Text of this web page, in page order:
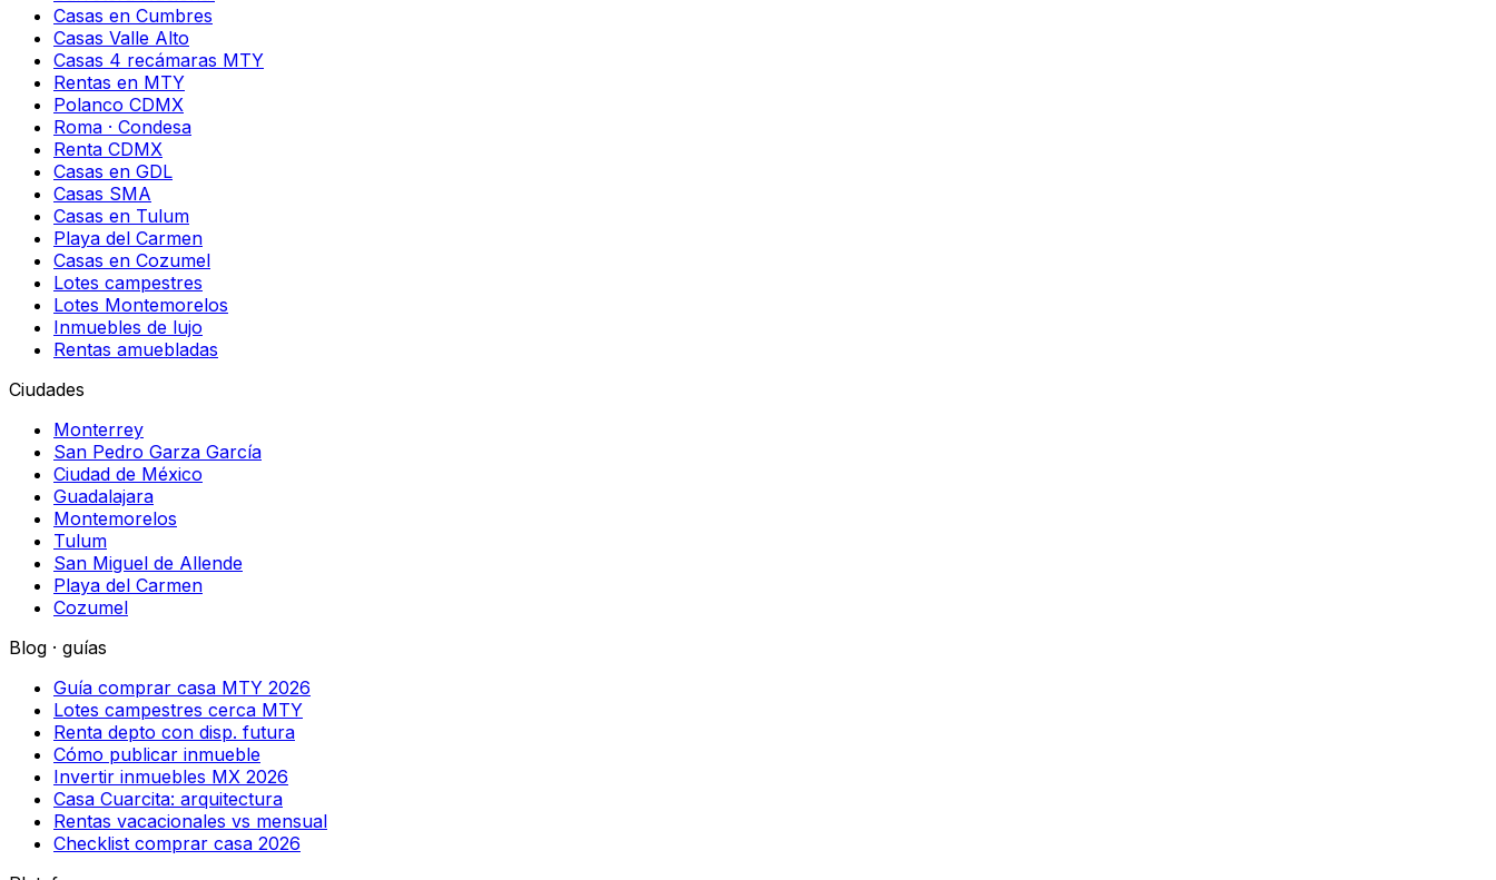
Casas en Cumbres
Casas Valle Alto
Casas 4 recámaras MTY
Rentas en MTY
Polanco CDMX
Roma · Condesa
Renta CDMX
Casas en GDL
Casas SMA
Casas en Tulum
Playa del Carmen
Casas en Cozumel
Lotes campestres
Lotes Montemorelos
Inmuebles de lujo
Rentas amuebladas
Ciudades
Monterrey
San Pedro Garza García
Ciudad de México
Guadalajara
Montemorelos
Tulum
San Miguel de Allende
Playa del Carmen
Cozumel
Blog · guías
Guía comprar casa MTY 2026
Lotes campestres cerca MTY
Renta depto con disp. futura
Cómo publicar inmueble
Invertir inmuebles MX 2026
Casa Cuarcita: arquitectura
Rentas vacacionales vs mensual
Checklist comprar casa 2026